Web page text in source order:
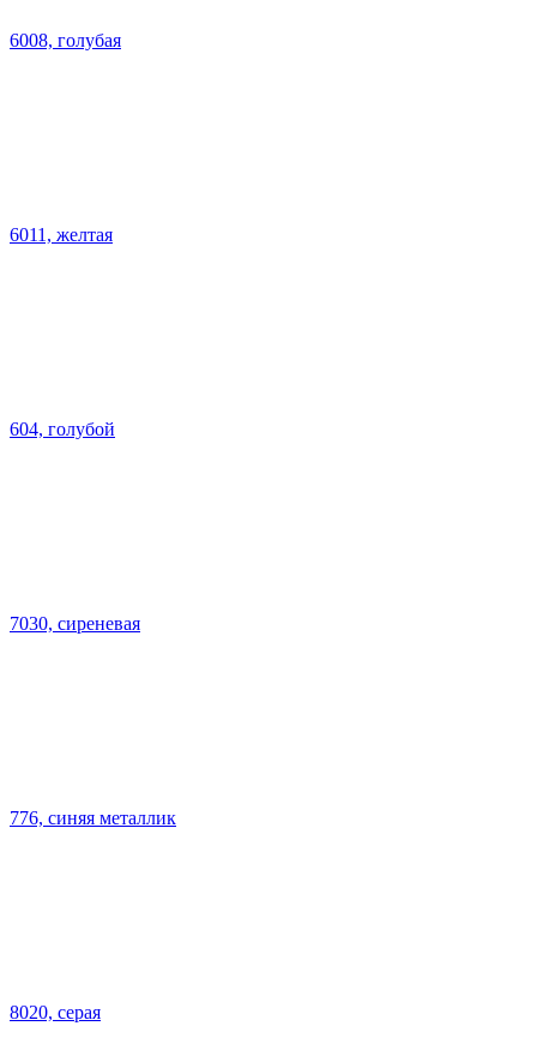
6008, голубая
6011, желтая
604, голубой
7030, сиреневая
776, синяя металлик
8020, серая